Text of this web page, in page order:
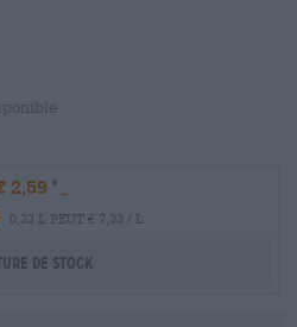
2,59
0,33 L PEUT € 7,33 / L
de stock